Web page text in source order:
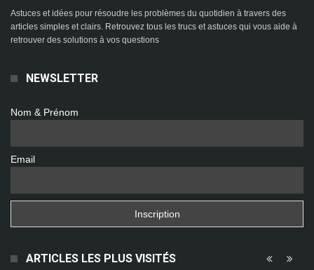
Astuces et idées pour résoudre les problèmes du quotidien à travers des
articles simples et clairs. Retrouvez tous les trucs et astuces qui vous aide à
retrouver des solutions à vos questions
NEWSLETTER
Nom & Prénom
Email
ARTICLES LES PLUS VISITÉS